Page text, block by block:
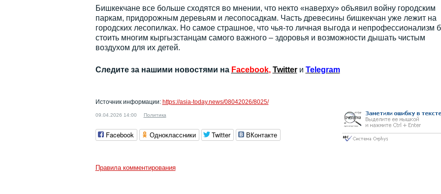
Бишкекчане все больше сходятся во мнении, что некто «наверху» объявил войну городским
паркам, придорожным деревьям и лесопосадкам. Часть древесины бишкекчан уже лежит на
городских лесопилках. Но самое страшное, что чья-то личная выгода и непрофессионализм
стоить многим кыргызстанцам самого важного – здоровья и возможности дышать чистым
воздухом для их детей.
Следите за нашими новостями на Facebook, Twitter и Telegram
Источник информации: https://asia-today.news/08042026/8025/
09.04.2026 14:00 Политика
Facebook Одноклассники Twitter ВКонтакте
Правила комментирования